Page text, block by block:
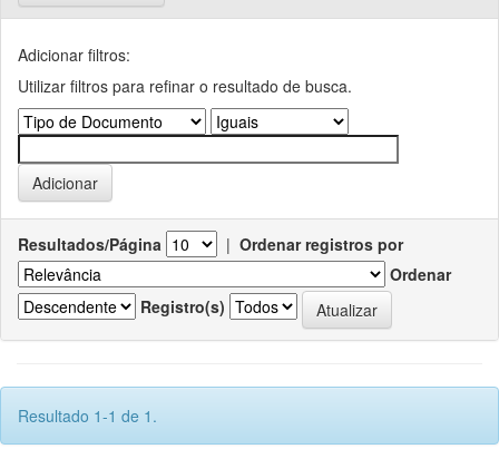
Adicionar filtros:
Utilizar filtros para refinar o resultado de busca.
Resultados/Página | Ordenar registros por
Ordenar
Registro(s)
Resultado 1-1 de 1.